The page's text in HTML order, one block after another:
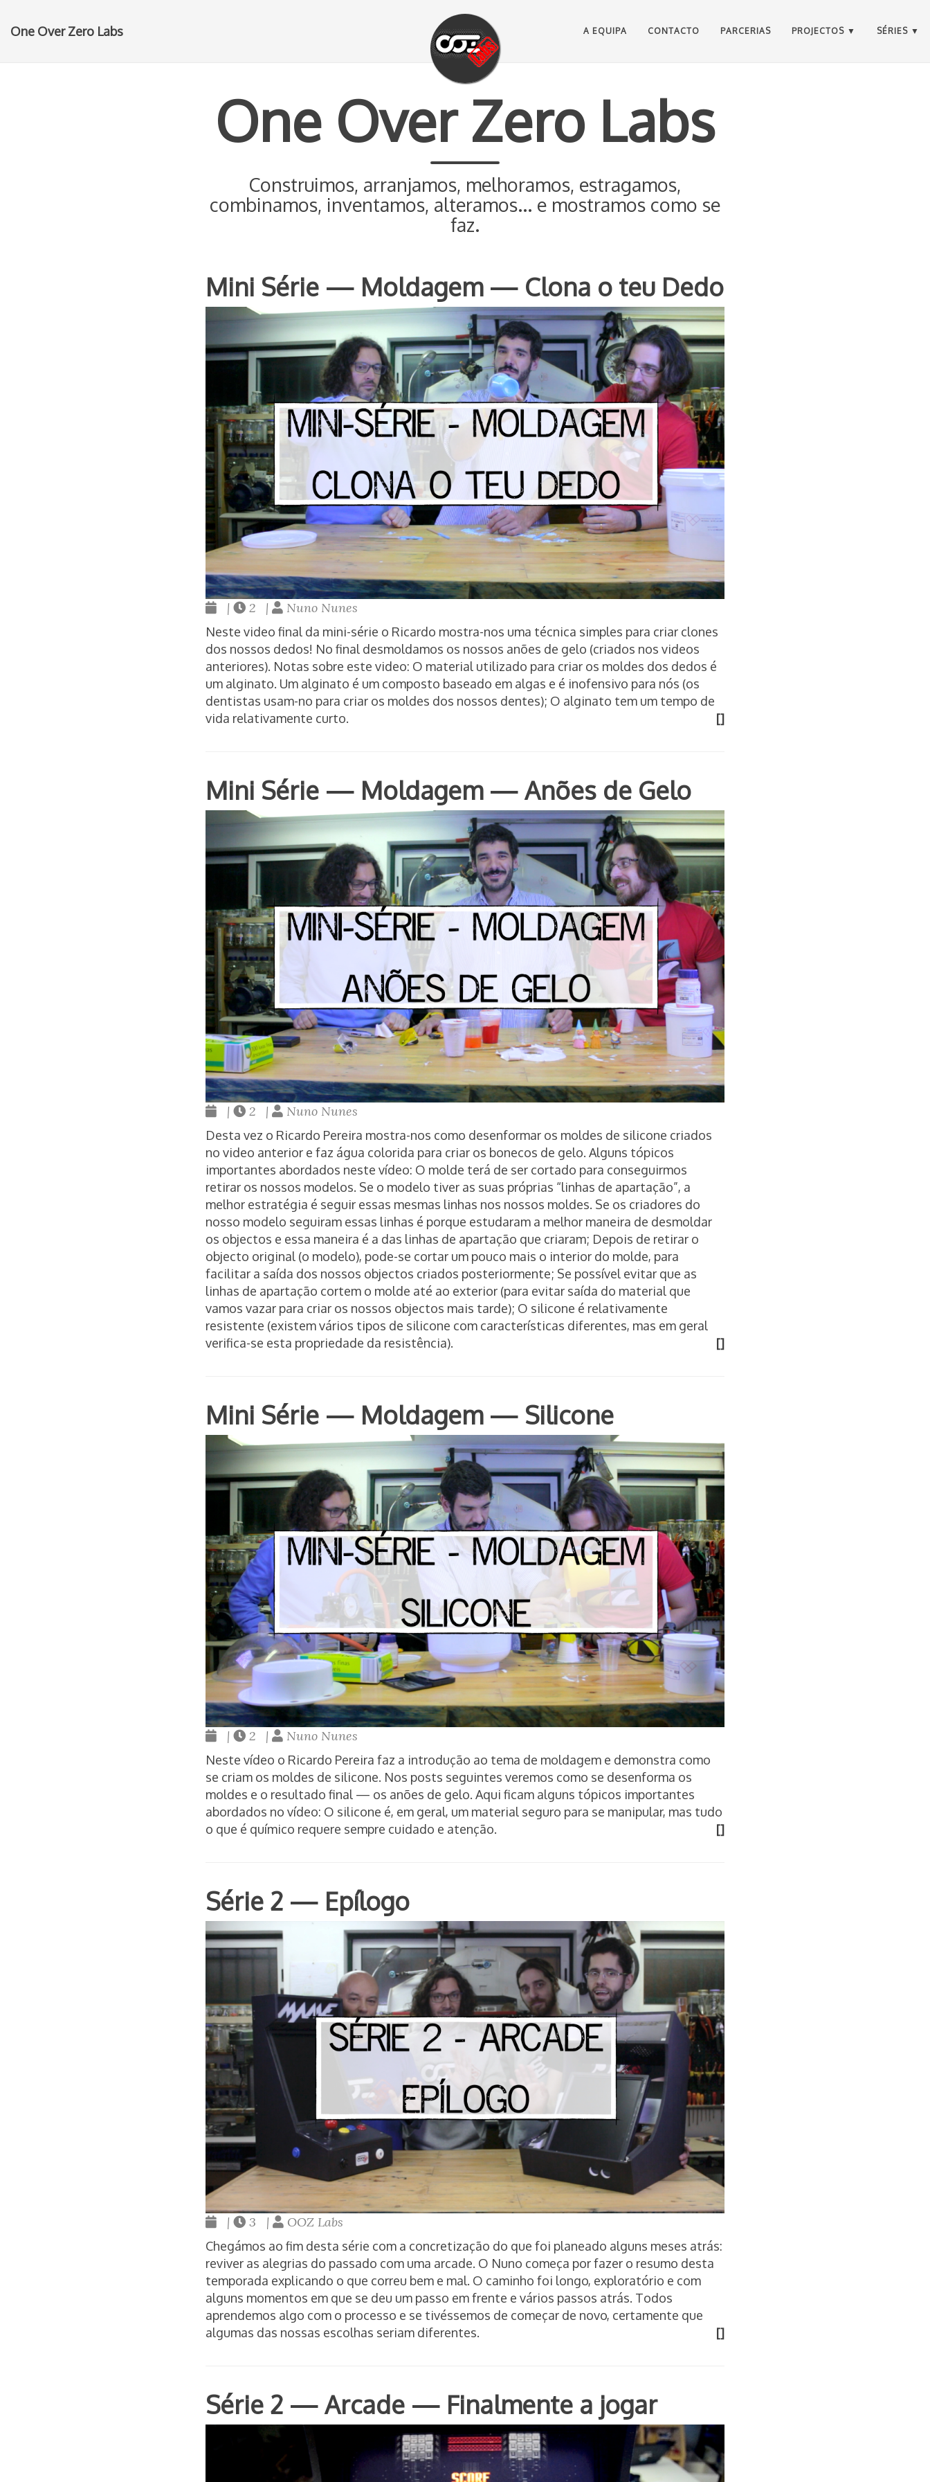
One Over Zero Labs A EQUIPA CONTACTO PARCERIAS PROJECTOS SÉRIES
One Over Zero Labs
Construimos, arranjamos, melhoramos, estragamos,
combinamos, inventamos, alteramos... e mostramos como se
faz.
Mini Série — Moldagem — Clona o teu Dedo
| 2 | Nuno Nunes
Neste video final da mini-série o Ricardo mostra-nos uma técnica simples para criar clones
dos nossos dedos! No final desmoldamos os nossos anões de gelo (criados nos videos
anteriores). Notas sobre este video: O material utilizado para criar os moldes dos dedos é
um alginato. Um alginato é um composto baseado em algas e é inofensivo para nós (os
dentistas usam-no para criar os moldes dos nossos dentes); O alginato tem um tempo de
vida relativamente curto.
[]
Mini Série — Moldagem — Anões de Gelo
| 2 | Nuno Nunes
Desta vez o Ricardo Pereira mostra-nos como desenformar os moldes de silicone criados
no video anterior e faz água colorida para criar os bonecos de gelo. Alguns tópicos
importantes abordados neste vídeo: O molde terá de ser cortado para conseguirmos
retirar os nossos modelos. Se o modelo tiver as suas próprias “linhas de apartação”, a
melhor estratégia é seguir essas mesmas linhas nos nossos moldes. Se os criadores do
nosso modelo seguiram essas linhas é porque estudaram a melhor maneira de desmoldar
os objectos e essa maneira é a das linhas de apartação que criaram; Depois de retirar o
objecto original (o modelo), pode-se cortar um pouco mais o interior do molde, para
facilitar a saída dos nossos objectos criados posteriormente; Se possível evitar que as
linhas de apartação cortem o molde até ao exterior (para evitar saída do material que
vamos vazar para criar os nossos objectos mais tarde); O silicone é relativamente
resistente (existem vários tipos de silicone com características diferentes, mas em geral
verifica-se esta propriedade da resistência).
[]
Mini Série — Moldagem — Silicone
| 2 | Nuno Nunes
Neste vídeo o Ricardo Pereira faz a introdução ao tema de moldagem e demonstra como
se criam os moldes de silicone. Nos posts seguintes veremos como se desenforma os
moldes e o resultado final — os anões de gelo. Aqui ficam alguns tópicos importantes
abordados no vídeo: O silicone é, em geral, um material seguro para se manipular, mas tudo
o que é químico requere sempre cuidado e atenção.
[]
Série 2 — Epílogo
| 3 | OOZ Labs
Chegámos ao fim desta série com a concretização do que foi planeado alguns meses atrás:
reviver as alegrias do passado com uma arcade. O Nuno começa por fazer o resumo desta
temporada explicando o que correu bem e mal. O caminho foi longo, exploratório e com
alguns momentos em que se deu um passo em frente e vários passos atrás. Todos
aprendemos algo com o processo e se tivéssemos de começar de novo, certamente que
algumas das nossas escolhas seriam diferentes.
[]
Série 2 — Arcade — Finalmente a jogar